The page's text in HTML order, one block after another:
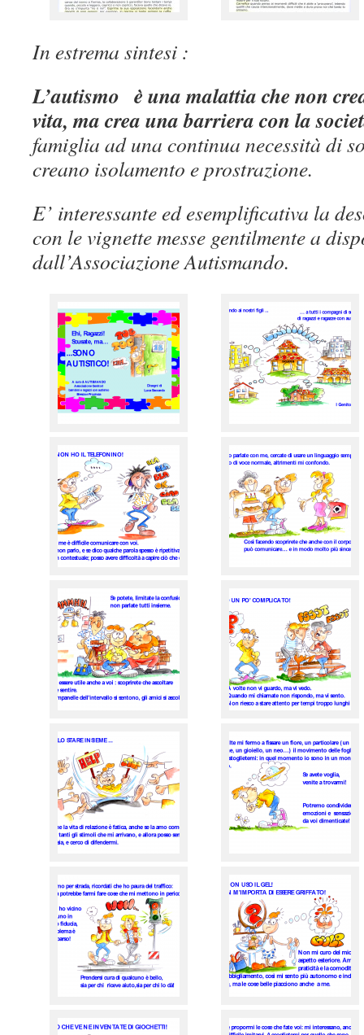
In estrema sintesi :
L’autismo è una malattia che non
vita, ma crea una barriera con la
famiglia ad una continua necessità di
creano isolamento e prostrazione.
E’ interessante ed esemplificativa la
con le vignette messe gentilmente a
dall’Associazione Autismando.